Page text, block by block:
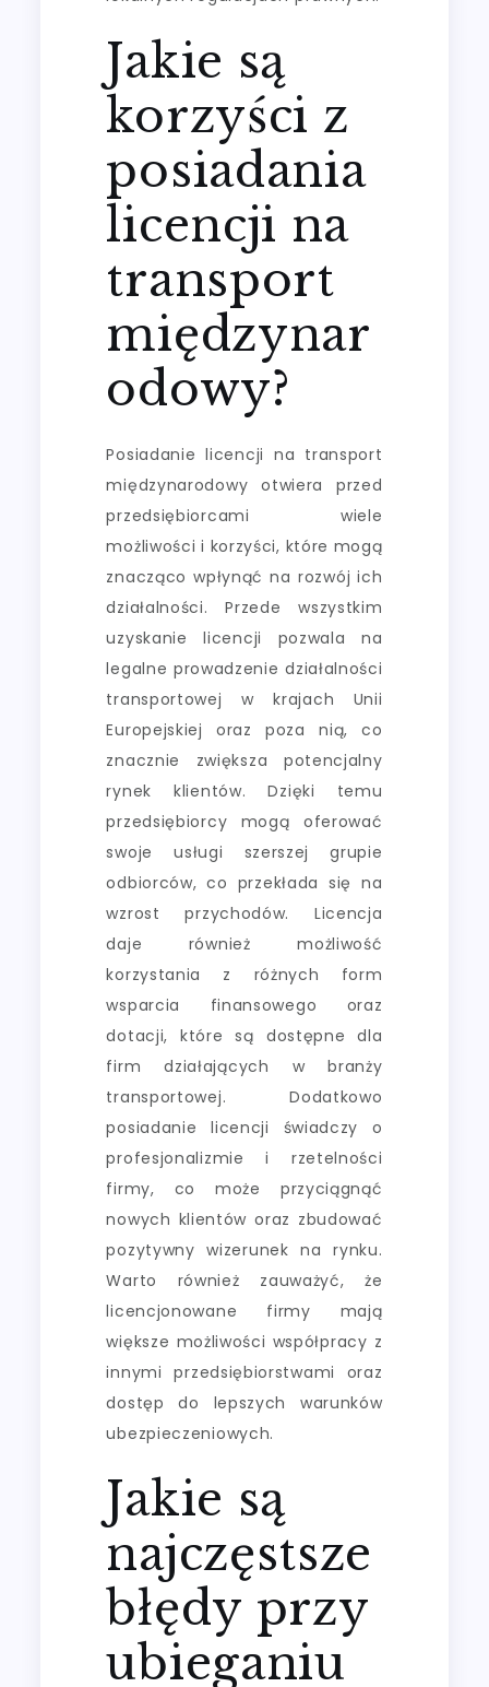
Jakie są
korzyści z
posiadania
licencji na
transport
międzynar
odowy?
Posiadanie licencji na transport
międzynarodowy otwiera przed
przedsiębiorcami wiele
możliwości i korzyści, które mogą
znacząco wpłynąć na rozwój ich
działalności. Przede wszystkim
uzyskanie licencji pozwala na
legalne prowadzenie działalności
transportowej w krajach Unii
Europejskiej oraz poza nią, co
znacznie zwiększa potencjalny
rynek klientów. Dzięki temu
przedsiębiorcy mogą oferować
swoje usługi szerszej grupie
odbiorców, co przekłada się na
wzrost przychodów. Licencja
daje również możliwość
korzystania z różnych form
wsparcia finansowego oraz
dotacji, które są dostępne dla
firm działających w branży
transportowej. Dodatkowo
posiadanie licencji świadczy o
profesjonalizmie i rzetelności
firmy, co może przyciągnąć
nowych klientów oraz zbudować
pozytywny wizerunek na rynku.
Warto również zauważyć, że
licencjonowane firmy mają
większe możliwości współpracy z
innymi przedsiębiorstwami oraz
dostęp do lepszych warunków
ubezpieczeniowych.
Jakie są
najczęstsze
błędy przy
ubieganiu